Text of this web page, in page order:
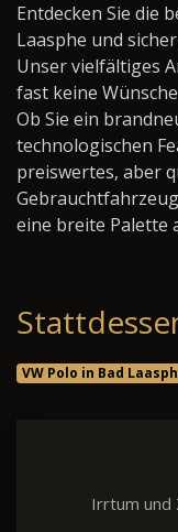
Entdecken Sie die
Laasphe und
Unser vielfältiges
fast keine
Ob Sie ein
technologischen
preiswertes, aber
eine breite Palette
VW Polo in Bad
Irrtum und